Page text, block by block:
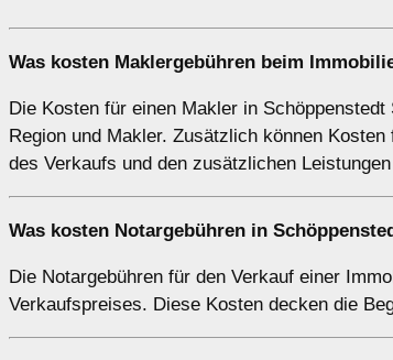
Was kosten Maklergebühren beim
Die Kosten für einen Makler in
Region und Makler. Zusätzlich können
des Verkaufs und den zusätzlichen
Was kosten Notargebühren in
Die Notargebühren für den Verkauf einer
Verkaufspreises. Diese Kosten decken die